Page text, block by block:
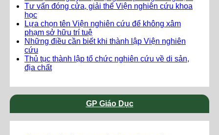
Tư vấn đóng cửa, giải thể Viện nghiên cứu khoa
học
Lựa chọn tên Viện nghiên cứu để không xâm
phạm sở hữu trí tuệ
Những điều cần biết khi thành lập Viện nghiên
cứu
Thủ tục thành lập tổ chức nghiên cứu về di sản,
địa chất
GP Giáo Dục